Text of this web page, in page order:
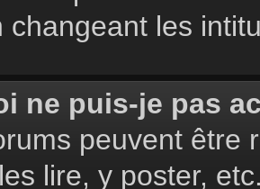
changeant les
ne puis-je pas
peuvent être
lire, y poster,